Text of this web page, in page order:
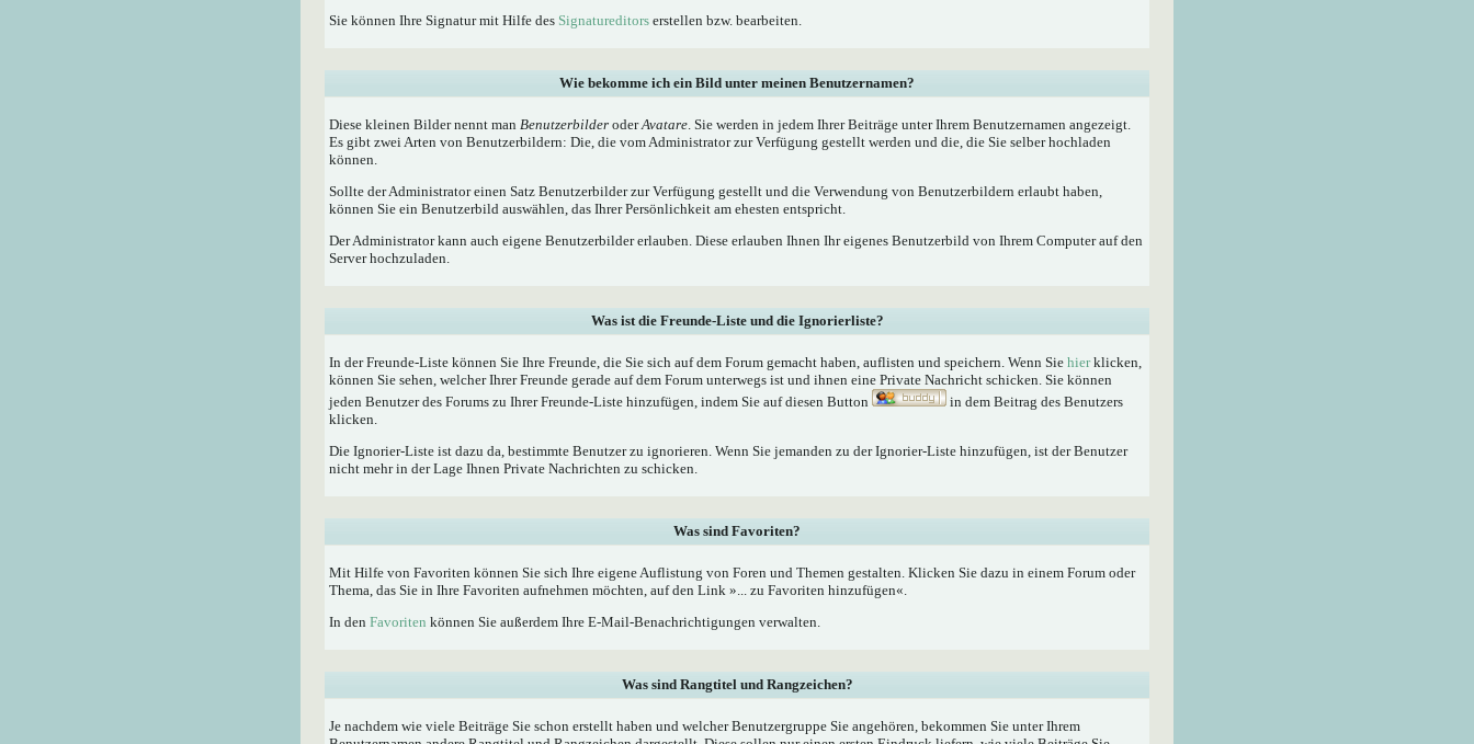
Sie können Ihre Signatur mit Hilfe des Signatureditors erstellen bzw. bearbeiten.
Wie bekomme ich ein Bild unter meinen Benutzernamen?
Diese kleinen Bilder nennt man Benutzerbilder oderAvatare. Sie werden in jedem Ihrer Beiträge unter Ihrem Benutzernamen angezeigt.
Es gibt zwei Arten von Benutzerbildern: Die, die vom Administrator zur Verfügung gestellt werden und die, die Sie selber hochladen
können.
Sollte der Administrator einen Satz Benutzerbilder zur Verfügung gestellt und die Verwendung von Benutzerbildern erlaubt haben,
können Sie ein Benutzerbild auswählen, das Ihrer Persönlichkeit am ehesten entspricht.
Der Administrator kann auch eigene Benutzerbilder erlauben. Diese erlauben Ihnen Ihr eigenes Benutzerbild von Ihrem Computer auf den
Server hochzuladen.
Was ist die Freunde-Liste und die Ignorierliste?
In der Freunde-Liste können Sie Ihre Freunde, die Sie sich auf dem Forum gemacht haben, auflisten und speichern. Wenn Sie hierklicken,
können Sie sehen, welcher Ihrer Freunde gerade auf dem Forum unterwegs ist und ihnen eine Private Nachricht schicken. Sie können
jeden Benutzer des Forums zu Ihrer Freunde-Liste hinzufügen, indem Sie auf diesen Button
in dem Beitrag des Benutzers
klicken.
Die Ignorier-Liste ist dazu da, bestimmte Benutzer zu ignorieren. Wenn Sie jemanden zu der Ignorier-Liste hinzufügen, ist der Benutzer
nicht mehr in der Lage Ihnen Private Nachrichten zu schicken.
Was sind Favoriten?
Mit Hilfe von Favoriten können Sie sich Ihre eigene Auflistung von Foren und Themen gestalten. Klicken Sie dazu in einem Forum oder
Thema, das Sie in Ihre Favoriten aufnehmen möchten, auf den Link »... zu Favoriten hinzufügen«.
In den Favoriten können Sie außerdem Ihre E-Mail-Benachrichtigungen verwalten.
Was sind Rangtitel und Rangzeichen?
Je nachdem wie viele Beiträge Sie schon erstellt haben und welcher Benutzergruppe Sie angehören, bekommen Sie unter Ihrem